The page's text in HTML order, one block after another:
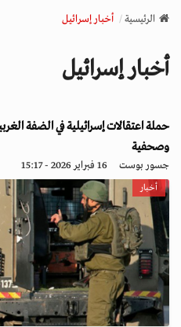
v
a
o
n
الرئيسية أخبار إسرائيل
أخبار إسرائيل
وصحفية
جسور بوست 16 فبراير 2026 - 15:17
أخبار